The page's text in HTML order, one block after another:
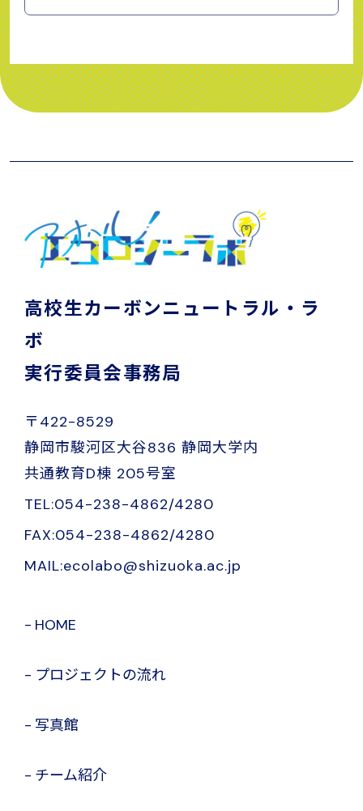
高校生カーボンニュートラル・ラ
ボ
実行委員会事務局
〒422-8529
静岡市駿河区大谷836 静岡大学内
共通教育D棟 205号室
TEL:054-238-4862/4280
FAX:054-238-4862/4280
MAIL:ecolabo@shizuoka.ac.jp
HOME
プロジェクトの流れ
写真館
チーム紹介